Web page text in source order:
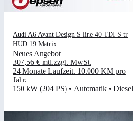
Audi A6 Avant Design S line 40 TDI S tr
HUD 19 Matrix
Neues Angebot
307,56 € mtl.zzgl. MwSt.
24 Monate Laufzeit. 10.000 KM pro
Jahr.
150 kW (204 PS) • Automatik • Diesel